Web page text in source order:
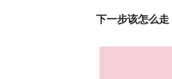
下一步该怎么走